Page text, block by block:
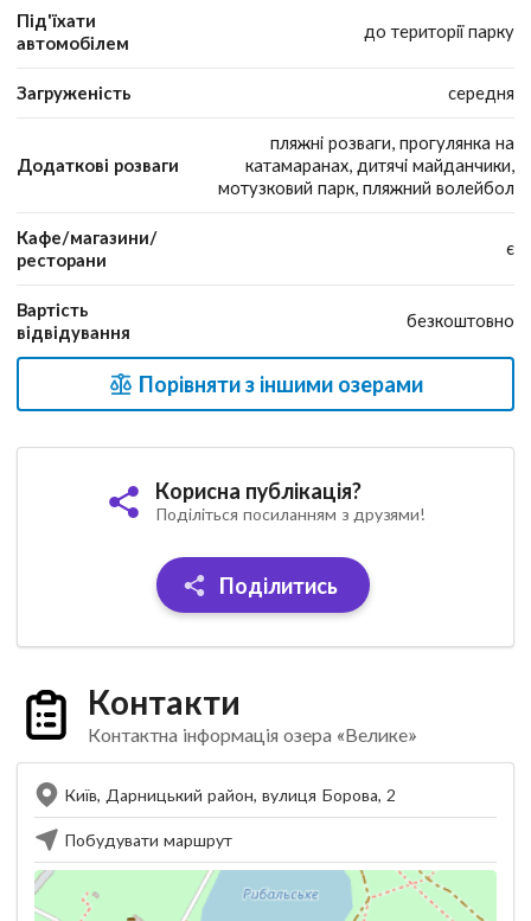
Під'їхати
автомобілем
до території парку
Загруженість середня
Додаткові розваги
пляжні розваги, прогулянка на
катамаранах, дитячі майданчики,
мотузковий парк, пляжний волейбол
Кафе/магазини/
ресторани
є
Вартість
відвідування
безкоштовно
Порівняти з іншими озерами
Корисна публікація?
Поділіться посиланням з друзями!
Поділитись
Контакти
Контактна інформація озера «Велике»
Київ, Дарницький район, вулиця Борова, 2
Побудувати маршрут